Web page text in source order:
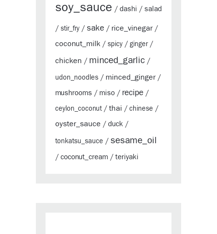
soy_sauce / dashi / salad
/ stir_fry / sake / rice_vinegar/
coconut_milk / spicy / ginger/
chicken / minced_garlic /
udon_noodles / minced_ginger/
mushrooms / miso / recipe /
ceylon_coconut/ thai / chinese /
oyster_sauce / duck /
tonkatsu_sauce / sesame_oil
/ coconut_cream / teriyaki